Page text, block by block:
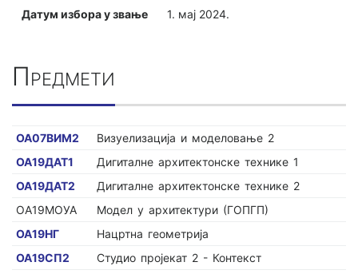
Датум избора у звање 1. мај 2024.
Предмети
ОА07ВИМ2
Визуелизација и моделовање 2
ОА19ДАТ1
Дигиталне архитектонске технике 1
ОА19ДАТ2
Дигиталне архитектонске технике 2
ОА19МОУА
Модел у архитектури (ГОПГП)
ОА19НГ
Нацртна геометрија
ОА19СП2
Студио пројекат 2 - Контекст